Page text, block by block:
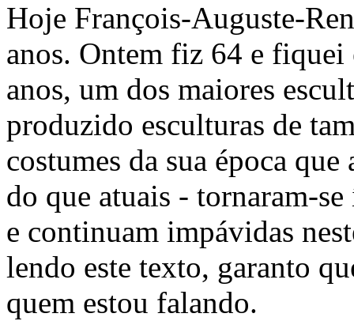
Hoje François-Auguste-
anos. Ontem fiz 64 e fiquei
anos, um dos maiores
produzido esculturas de
costumes da sua época
do que atuais - tornaram-
e continuam impávidas
lendo este texto, garanto
quem estou falando.